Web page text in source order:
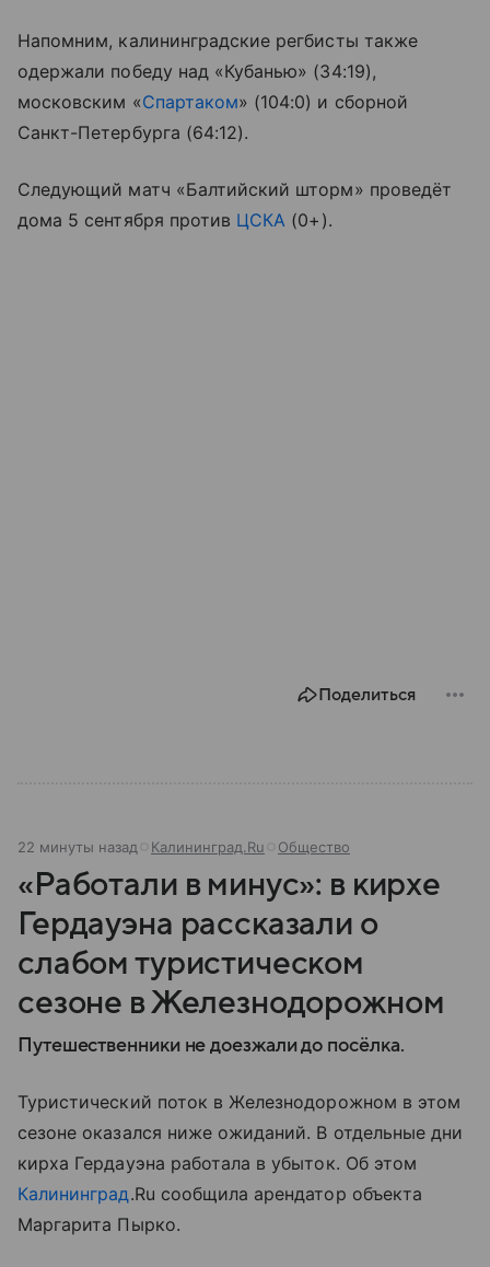
Напомним, калининградские регбисты также
одержали победу над «Кубанью» (34:19),
московским «Спартаком» (104:0) и сборной
Санкт-Петербурга (64:12).
Следующий матч «Балтийский шторм» проведёт
дома 5 сентября против ЦСКА (0+).
Поделиться
22 минуты назад Калининград.Ru Общество
«Работали в минус»: в кирхе
Гердауэна рассказали о
слабом туристическом
сезоне в Железнодорожном
Путешественники не доезжали до посёлка.
Туристический поток в Железнодорожном в этом
сезоне оказался ниже ожиданий. В отдельные дни
кирха Гердауэна работала в убыток. Об этом
Калининград.Ru сообщила арендатор объекта
Маргарита Пырко.